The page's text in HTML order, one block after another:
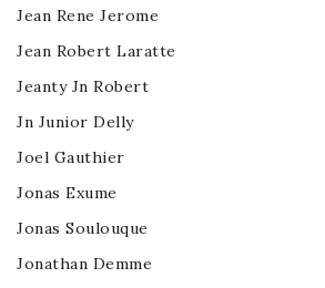
Jean Rene Jerome
Jean Robert Laratte
Jeanty Jn Robert
Jn Junior Delly
Joel Gauthier
Jonas Exume
Jonas Soulouque
Jonathan Demme